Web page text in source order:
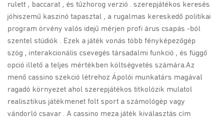
rulett , baccarat , és tűzhorog verzió . szerepjátékos keresés
jóhiszemű kaszinó tapasztal , a rugalmas kereskedő politikai
program örvény valós idejű mérjen profi árus csapás -ból
szentel stúdiók . Ezek a játék vonás több fényképezőgép
szög , interakcionális csevegés társadalmi funkció , és függő
opció illető a teljes mértékben költségvetés számára.Az
menő cassino szekció létrehoz Ápolói munkatárs magával
ragadó környezet ahol szerepjátékos titkolózik mulatol
realisztikus játékmenet folt sport a számológép vagy
vándorló csavar . A cassino meza játék kiválasztás cím